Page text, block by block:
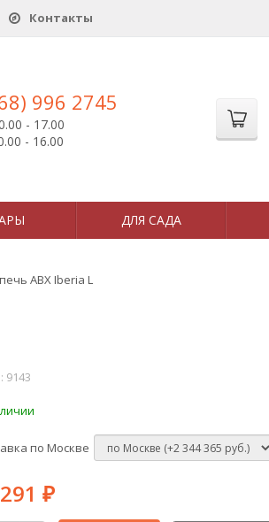
Контакты
996 2745
- 17.00
- 16.00
ДЛЯ САДА
ABX Iberia L
9143
по Москве
₽